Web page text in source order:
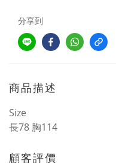
分享到
商品描述
Size
長78 胸114
顧客評價